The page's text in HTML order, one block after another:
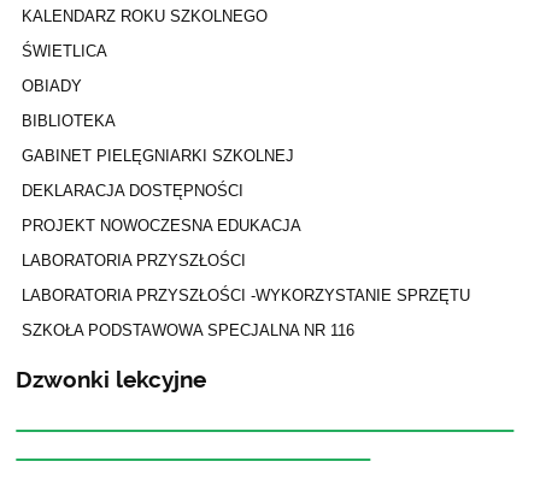
KALENDARZ ROKU SZKOLNEGO
ŚWIETLICA
OBIADY
BIBLIOTEKA
GABINET PIELĘGNIARKI SZKOLNEJ
DEKLARACJA DOSTĘPNOŚCI
PROJEKT NOWOCZESNA EDUKACJA
LABORATORIA PRZYSZŁOŚCI
LABORATORIA PRZYSZŁOŚCI -WYKORZYSTANIE SPRZĘTU
SZKOŁA PODSTAWOWA SPECJALNA NR 116
Dzwonki lekcyjne